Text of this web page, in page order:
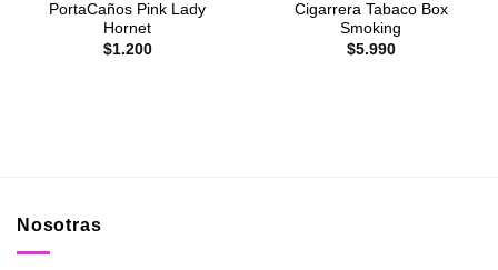
PortaCaños Pink Lady
Hornet
$1.200
Cigarrera Tabaco Box
Smoking
$5.990
Nosotras